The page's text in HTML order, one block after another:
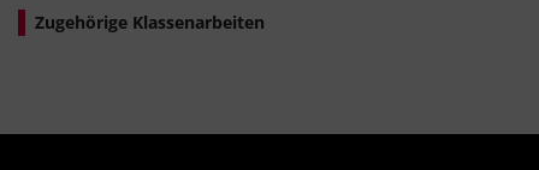
Zugehörige Klassenarbeiten